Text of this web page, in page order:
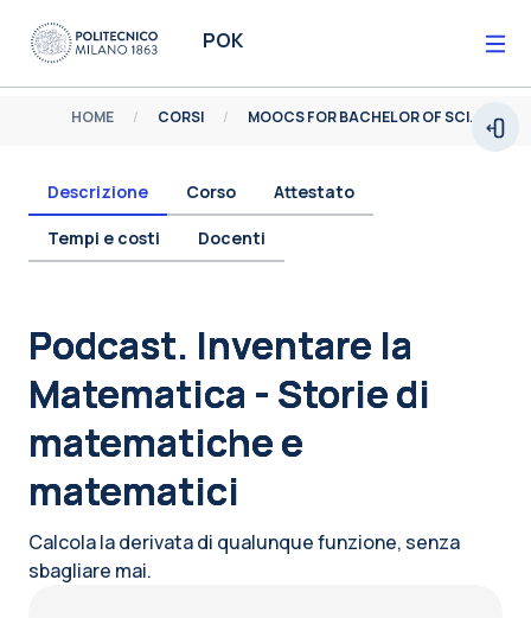
POK
HOME CORSI MOOCS FOR BACHELOR OF SCIENCE
Descrizione Corso Attestato
Tempi e costi Docenti
Blocchi
Podcast. Inventare la
Matematica - Storie di
matematiche e
matematici
Calcola la derivata di qualunque funzione, senza
sbagliare mai.